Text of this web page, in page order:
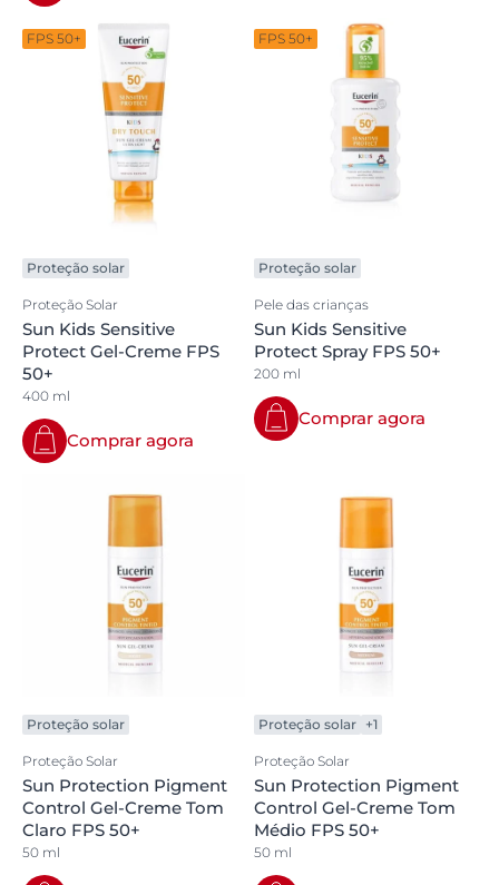
FPS 50+
Proteção solar
Proteção Solar
Sun Kids Sensitive
Protect Gel-Creme FPS
50+
400 ml
Comprar agora
FPS 50+
Proteção solar
Pele das crianças
Sun Kids Sensitive
Protect Spray FPS 50+
200 ml
Comprar agora
Proteção solar
Proteção Solar
Sun Protection Pigment
Control Gel-Creme Tom
Claro FPS 50+
50 ml
Proteção solar +1
Proteção Solar
Sun Protection Pigment
Control Gel-Creme Tom
Médio FPS 50+
50 ml